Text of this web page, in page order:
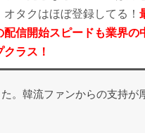
オタクはほぼ登録してる！
配信開始スピードも業界の
クラス！
。韓流ファンからの支持が